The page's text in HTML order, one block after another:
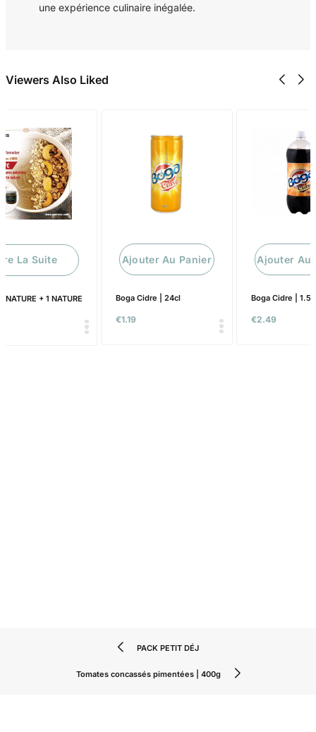
une expérience culinaire inégalée.
Viewers Also Liked
NATURE + 1 NATURE
La Suite
€1.19
Boga Cidre | 24cl
Ajouter Au Panier
€2.49
Boga Cidre | 1.5l
Ajouter Au
PACK PETIT DÉJ
Tomates concassés pimentées | 400g